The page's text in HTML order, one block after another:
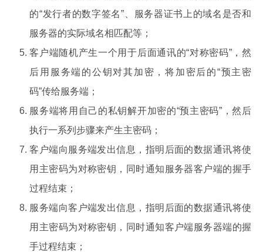
的“发行者的数字签名”、服务器证书上的域名是否和
服务器的实际域名相匹配等；
客户端随机产生一个用于后面通讯的“对称密码”，然
后用服务端的公钥对其加密，将加密后的“预主密
码”传给服务端；
服务端将用自己的私钥解开加密的“预主密码”，然后
执行一系列步骤来产生主密码；
客户端向服务端发出信息，指明后面的数据通讯将使
用主密码为对称密钥，同时通知服务器客户端的握手
过程结束；
服务端向客户端发出信息，指明后面的数据通讯将使
用主密码为对称密钥，同时通知客户端服务器端的握
手过程结束；